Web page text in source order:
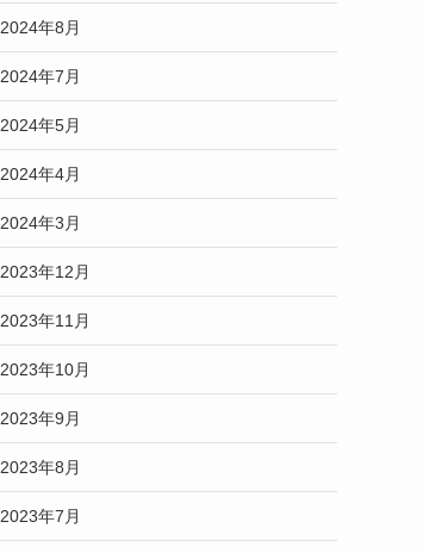
2024年8月
2024年7月
2024年5月
2024年4月
2024年3月
2023年12月
2023年11月
2023年10月
2023年9月
2023年8月
2023年7月